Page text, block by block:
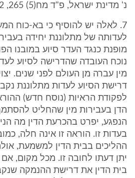
נ' מדינת ישראל, פ"ד מח(5) 265, 281-282).
7. לאלה יש להוסיף כי בא-כוח
לעדותה של מתלוננת יחידה
מופנת כנגד העדר סיוע במובנו
נוכח העובדה שהדרישה לסיוע
מין עברה מן העולם לפני שנים.
לפקודת הראיות (נוסח חדש)
הדן בעבירות מין שהחליט
הנפגע, יפרט בהכרעת הדין מה
בעדות זו. הוראה זו אינה חלה,
ההליכים בבית הדין למשמעת,
יתן דעתו לחובה זו. מכל מקום,
בית הדין את דרישת ההנמקה